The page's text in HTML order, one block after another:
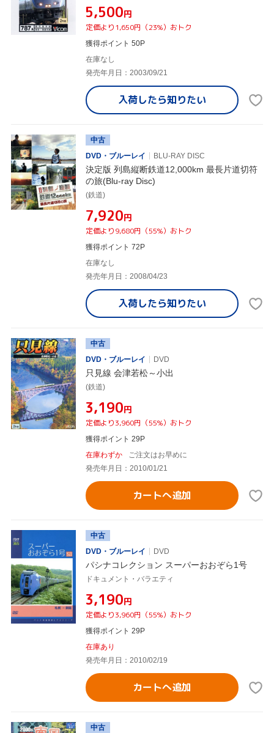
¥5,500円
定価より1,650円（23%）おトク
獲得ポイント 50P
在庫なし
発売年月日：2003/09/21
入荷したら知りたい
中古
DVD・ブルーレイ
BLU-RAY DISC
決定版 列島縦断鉄道12,000km 最長片道切符
の旅(Blu-ray Disc)
(鉄道)
¥7,920円
定価より9,680円（55%）おトク
獲得ポイント 72P
在庫なし
発売年月日：2008/04/23
入荷したら知りたい
中古
DVD・ブルーレイ
DVD
只見線 会津若松～小出
(鉄道)
¥3,190円
定価より3,960円（55%）おトク
獲得ポイント 29P
在庫わずか
ご注文はお早めに
発売年月日：2010/01/21
カートへ追加
中古
DVD・ブルーレイ
DVD
パシナコレクション スーパーおおぞら1号
ドキュメント・バラエティ
¥3,190円
定価より3,960円（55%）おトク
獲得ポイント 29P
在庫あり
発売年月日：2010/02/19
カートへ追加
中古